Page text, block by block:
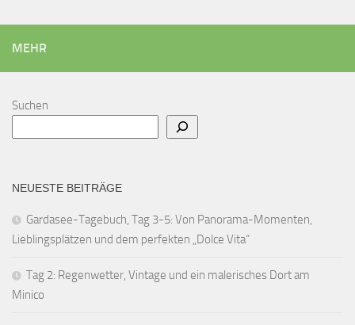
MEHR
Suchen
NEUESTE BEITRÄGE
Gardasee-Tagebuch, Tag 3-5: Von Panorama-Momenten,
Lieblingsplätzen und dem perfekten „Dolce Vita“
Tag 2: Regenwetter, Vintage und ein malerisches Dort am
Minico